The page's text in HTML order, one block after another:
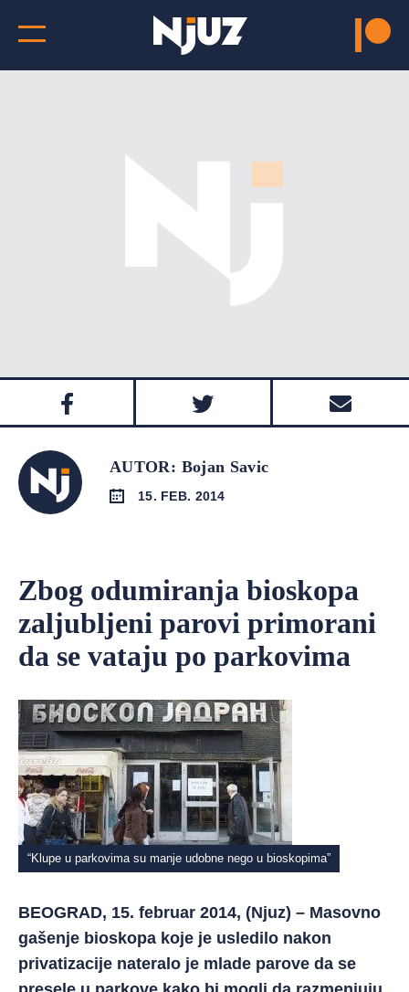
AUTOR: Bojan Savic
15. FEB. 2014
Zbog odumiranja bioskopa
zaljubljeni parovi primorani
da se vataju po parkovima
“Klupe u parkovima su manje udobne nego u bioskopima”
BEOGRAD, 15. februar 2014, (Njuz) – Masovno
gašenje bioskopa koje je usledilo nakon
privatizacije nateralo je mlade parove da se